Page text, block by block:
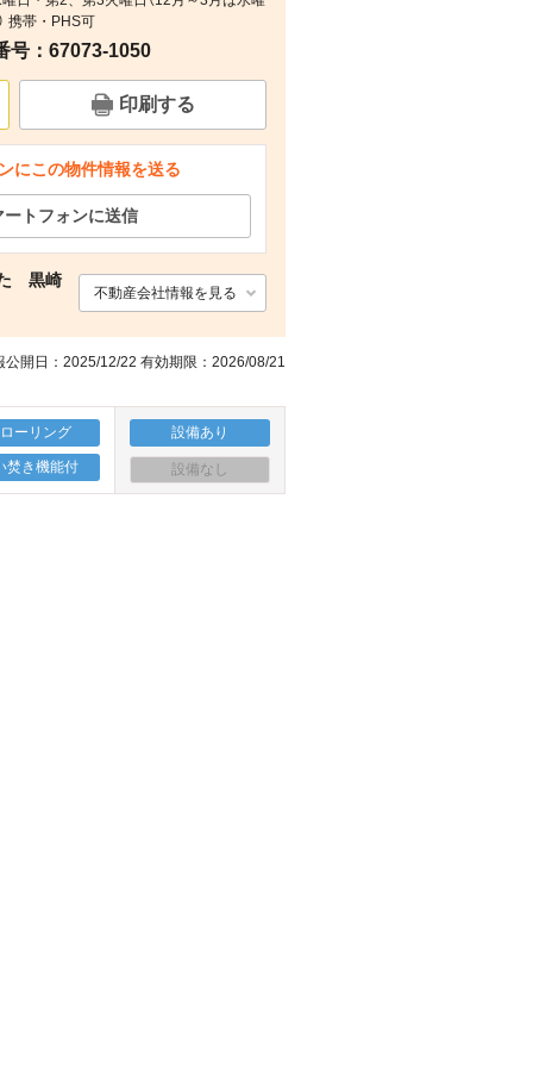
の他 周辺
携帯・PHS可
号：67073-1050
印刷する
にこの物件情報を送る
トフォンに送信
た 黒崎
不動産会社情報を見る
公開日：2025/12/22 有効期限：2026/08/21
ーリング
焚き機能付
設備あり
設備なし